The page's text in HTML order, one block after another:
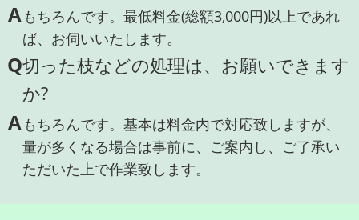
Aもちろんです。最低料金(総額3,000円)以上であれ
ば、お伺いいたします。
Q切った枝などの処理は、お願いできます
か?
Aもちろんです。基本は料金内で対応致しますが、
量が多くなる場合は事前に、ご案内し、ご了承い
ただいた上で作業致します。